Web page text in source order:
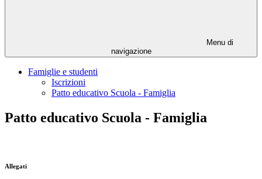
Menu di
navigazione
Famiglie e studenti
Iscrizioni
Patto educativo Scuola - Famiglia
Patto educativo Scuola - Famiglia
Allegati